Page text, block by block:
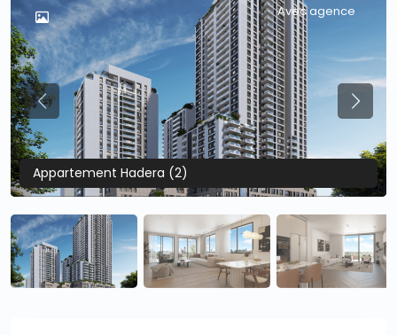
Avec agence
Appartement Hadera (2)
Previous